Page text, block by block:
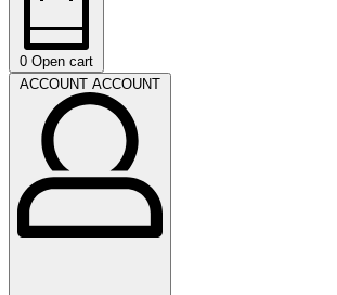
0 Open cart
ACCOUNT ACCOUNT